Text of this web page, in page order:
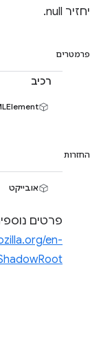
יחזיר null.
פרמטרים
רכיב
החזרות
אובייקט
פרטים
en-